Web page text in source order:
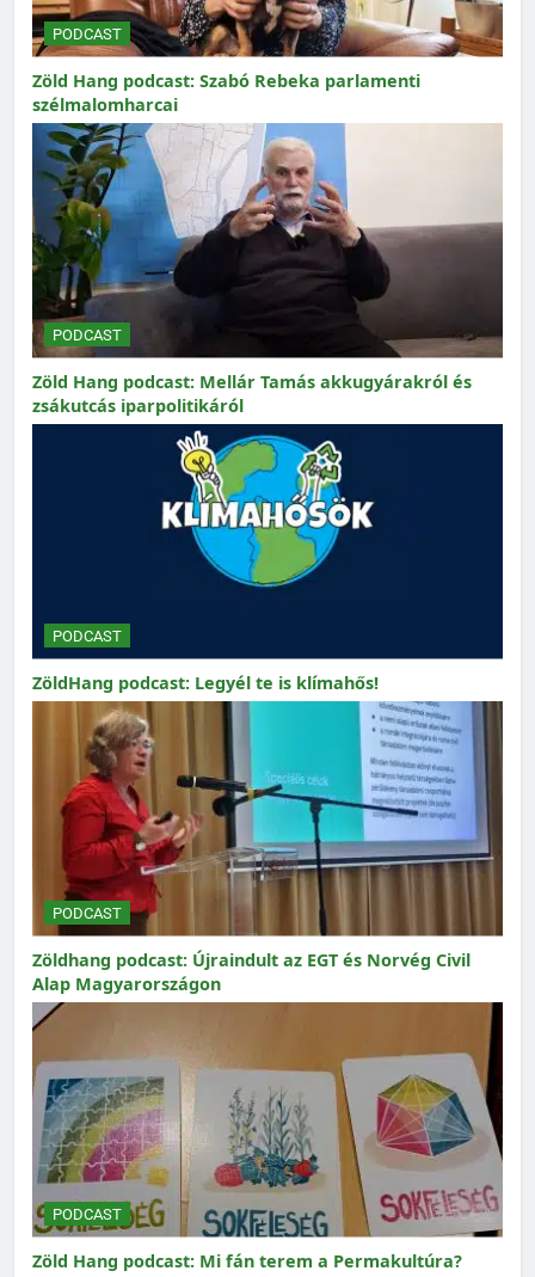
PODCAST
Zöld Hang podcast: Szabó Rebeka parlamenti
szélmalomharcai
PODCAST
Zöld Hang podcast: Mellár Tamás akkugyárakról és
zsákutcás iparpolitikáról
PODCAST
ZöldHang podcast: Legyél te is klímahős!
PODCAST
Zöldhang podcast: Újraindult az EGT és Norvég Civil
Alap Magyarországon
PODCAST
Zöld Hang podcast: Mi fán terem a Permakultúra?